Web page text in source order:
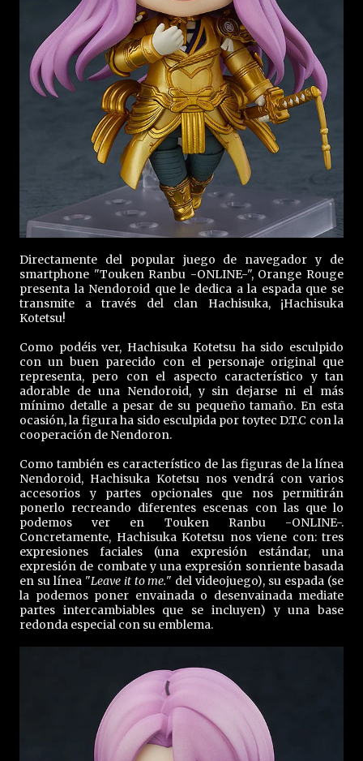
Directamente del popular juego de navegador y de
smartphone "Touken Ranbu -ONLINE-", Orange Rouge
presenta la Nendoroid que le dedica a la espada que se
transmite a través del clan Hachisuka, ¡Hachisuka
Kotetsu!
Como podéis ver, Hachisuka Kotetsu ha sido esculpido
con un buen parecido con el personaje original que
representa, pero con el aspecto característico y tan
adorable de una Nendoroid, y sin dejarse ni el más
mínimo detalle a pesar de su pequeño tamaño. En esta
ocasión, la figura ha sido esculpida por toytec D.T.C con la
cooperación de Nendoron.
Como también es característico de las figuras de la línea
Nendoroid, Hachisuka Kotetsu nos vendrá con varios
accesorios y partes opcionales que nos permitirán
ponerlo recreando diferentes escenas con las que lo
podemos ver en Touken Ranbu -ONLINE-.
Concretamente, Hachisuka Kotetsu nos viene con: tres
expresiones faciales (una expresión estándar, una
expresión de combate y una expresión sonriente basada
en su línea "Leave it to me." del videojuego), su espada (se
la podemos poner envainada o desenvainada mediate
partes intercambiables que se incluyen) y una base
redonda especial con su emblema.